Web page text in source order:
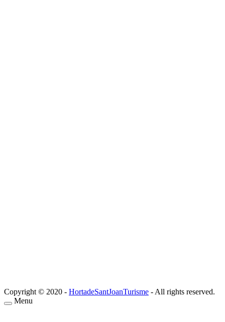
Copyright © 2020 - HortadeSantJoanTurisme - All rights reserved.
Menu